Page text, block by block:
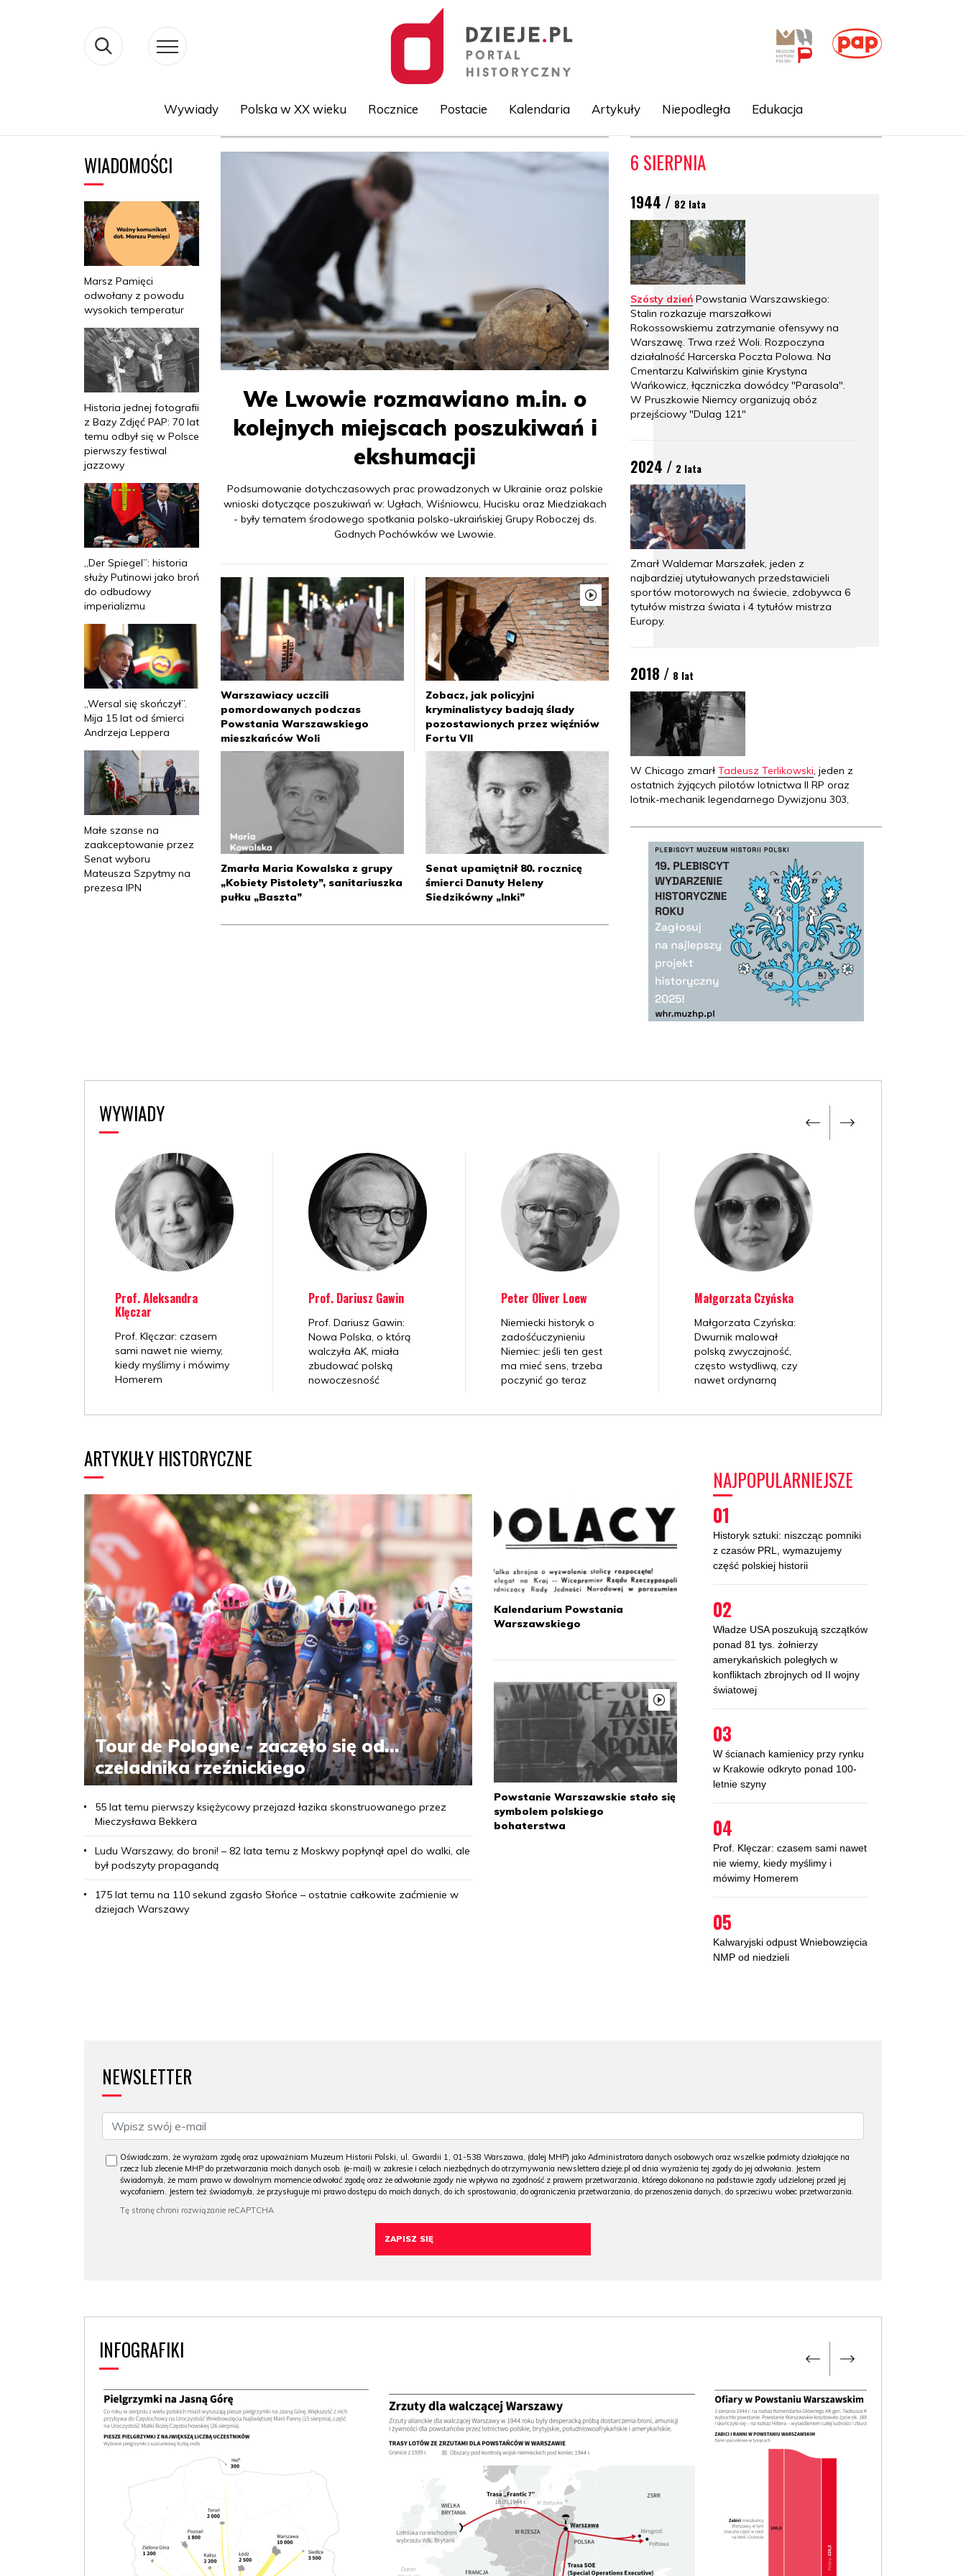
Wywiady Polska w XX wieku Rocznice Postacie Kalendaria Artykuły Niepodległa Edukacja
WIADOMOŚCI
Marsz Pamięci
odwołany z powodu
wysokich temperatur
Historia jednej fotografii
z Bazy Zdjęć PAP: 70 lat
temu odbył się w Polsce
pierwszy festiwal
jazzowy
„Der Spiegel”: historia
służy Putinowi jako broń
do odbudowy
imperializmu
„Wersal się skończył”.
Mija 15 lat od śmierci
Andrzeja Leppera
Małe szanse na
zaakceptowanie przez
Senat wyboru
Mateusza Szpytmy na
prezesa IPN
We Lwowie rozmawiano m.in. o
kolejnych miejscach poszukiwań i
ekshumacji
Podsumowanie dotychczasowych prac prowadzonych w Ukrainie oraz polskie
wnioski dotyczące poszukiwań w: Ugłach, Wiśniowcu, Hucisku oraz Miedziakach
- były tematem środowego spotkania polsko-ukraińskiej Grupy Roboczej ds.
Godnych Pochówków we Lwowie.
Warszawiacy uczcili
pomordowanych podczas
Powstania Warszawskiego
mieszkańców Woli
Zobacz, jak policyjni
kryminalistycy badają ślady
pozostawionych przez więźniów
Fortu VII
Zmarła Maria Kowalska z grupy
„Kobiety Pistolety”, sanitariuszka
pułku „Baszta”
Senat upamiętnił 80. rocznicę
śmierci Danuty Heleny
Siedzikówny „Inki”
6 SIERPNIA
1944 / 82 lata
Szósty dzień Powstania Warszawskiego:
Stalin rozkazuje marszałkowi
Rokossowskiemu zatrzymanie ofensywy na
Warszawę. Trwa rzeź Woli. Rozpoczyna
działalność Harcerska Poczta Polowa. Na
Cmentarzu Kalwińskim ginie Krystyna
Wańkowicz, łączniczka dowódcy "Parasola".
W Pruszkowie Niemcy organizują obóz
przejściowy "Dulag 121"
2024 / 2 lata
Zmarł Waldemar Marszałek, jeden z
najbardziej utytułowanych przedstawicieli
sportów motorowych na świecie, zdobywca 6
tytułów mistrza świata i 4 tytułów mistrza
Europy.
2018 / 8 lat
W Chicago zmarł Tadeusz Terlikowski, jeden z
ostatnich żyjących pilotów lotnictwa II RP oraz
lotnik-mechanik legendarnego Dywizjonu 303,
Normandii.
2015 /11 lat
Andrzej Duda złożył przed Zgromadzeniem
Narodowym przysięgę prezydencką.
2013 /13 lat
znana z filmów „Przygoda na Mariensztacie”,
Karol Gruenberg, historyk,
naukowiec Uniwersytetu Mikołaja Kopernika w
Toruniu, autor wielu publikacji poświęconych
problematyce nazizmu.
W Rzymie zmarłRoman Opałka, malarz,
Zgromadzeniem Narodowym przysięgę
prezydencką.
1965 /61 lat
W Krakowie urodził się Jacek Poniedziałek,
aktor, występował m.in. w Starym Teatrze w
Krakowie, warszawskich teatrach:
Narodowym, Studio i Rozmaitości, obecnie
związany z Nowym Teatrem w Warszawie;
wystąpił w filmach „Przemiany”, „Trzeci”,
„Boisko bezdomnych”.
1960 /66 lat
W Viareggio we Włoszech zmarł Fryderyk
Jarossy, konferansjer, reżyser programów
1947 /79 lat
Na Cmentarzu Powstańców Warszawy odbył
pierwszych dniach Powstania Warszawskiego
Inspektoratu Sił Zbrojnych, siedziby Gestapo
przy al. Szucha oraz w trakcierzezi Woli.
WYWIADY
Prof. Aleksandra
Klęczar
Prof. Klęczar: czasem
sami nawet nie wiemy,
kiedy myślimy i mówimy
Homerem
Prof. Dariusz Gawin
Prof. Dariusz Gawin:
Nowa Polska, o którą
walczyła AK, miała
zbudować polską
nowoczesność
Peter Oliver Loew
Niemiecki historyk o
zadośćuczynieniu
Niemiec: jeśli ten gest
ma mieć sens, trzeba
poczynić go teraz
Małgorzata Czyńska
Małgorzata Czyńska:
Dwurnik malował
polską zwyczajność,
często wstydliwą, czy
nawet ordynarną
ARTYKUŁY HISTORYCZNE
Tour de Pologne - zaczęło się od...
czeladnika rzeźnickiego
Kalendarium Powstania
Warszawskiego
Powstanie Warszawskie stało się
symbolem polskiego
bohaterstwa
55 lat temu pierwszy księżycowy przejazd łazika skonstruowanego przez
Mieczysława Bekkera
Ludu Warszawy, do broni! – 82 lata temu z Moskwy popłynął apel do walki, ale
był podszyty propagandą
175 lat temu na 110 sekund zgasło Słońce – ostatnie całkowite zaćmienie w
dziejach Warszawy
NAJPOPULARNIEJSZE
01
Historyk sztuki: niszcząc pomniki
z czasów PRL, wymazujemy
część polskiej historii
02
Władze USA poszukują szczątków
ponad 81 tys. żołnierzy
amerykańskich poległych w
konfliktach zbrojnych od II wojny
światowej
03
W ścianach kamienicy przy rynku
w Krakowie odkryto ponad 100-
letnie szyny
04
Prof. Klęczar: czasem sami nawet
nie wiemy, kiedy myślimy i
mówimy Homerem
05
Kalwaryjski odpust Wniebowzięcia
NMP od niedzieli
NEWSLETTER
Oświadczam, że wyrażam zgodę oraz upoważniam Muzeum Historii Polski, ul. Gwardii 1, 01-538 Warszawa, (dalej MHP) jako Administratora danych osobowych oraz wszelkie podmioty działające na
rzecz lub zlecenie MHP do przetwarzania moich danych osob. (e-mail) w zakresie i celach niezbędnych do otrzymywania newslettera dzieje.pl od dnia wyrażenia tej zgody do jej odwołania. Jestem
świadomy/a, że mam prawo w dowolnym momencie odwołać zgodę oraz że odwołanie zgody nie wpływa na zgodność z prawem przetwarzania, którego dokonano na podstawie zgody udzielonej przed jej
wycofaniem. Jestem też świadomy/a, że przysługuje mi prawo dostępu do moich danych, do ich sprostowania, do ograniczenia przetwarzania, do przenoszenia danych, do sprzeciwu wobec przetwarzania.
INFOGRAFIKI